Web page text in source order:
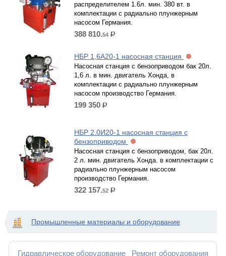
распределителем 1.6л. мин. 380 вт. в
комплектации с радиально плунжерным
насосом Германия.
388 810.54 р.
НБР 1,6А20-1 насосная станция
Насосная станция с бензоприводом бак 20л.
1,6 л. в мин. двигатель Хонда, в
комплектации с радиально плунжерным
насосом производство Германия.
199 350 р.
НБР 2.0И20-1 насосная станция с
бензоприводом
Насосная станция с бензоприводом, бак 20л.
2 л. мин. двигатель Хонда. в комплектации с
радиально плунжерным насосом
производство Германия.
322 157.52 р.
Промышленные материалы и оборудование
Гидравлическое оборудование Ремонт оборудования